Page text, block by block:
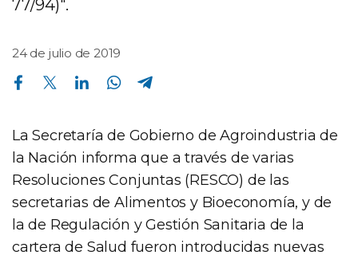
77/94)".
24 de julio de 2019
Compartir en Facebook Compartir en Twitter Compartir en Linkedin Compartir en Whatsapp
La Secretaría de Gobierno de Agroindustria de
la Nación informa que a través de varias
Resoluciones Conjuntas (RESCO) de las
secretarias de Alimentos y Bioeconomía, y de
la de Regulación y Gestión Sanitaria de la
cartera de Salud fueron introducidas nuevas